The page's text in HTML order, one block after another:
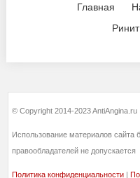
Главная
Ринит
© Copyright 2014-2023 AntiAngina.ru
Использование материалов сайта
правообладателей не допускается
Политика конфиденциальности |